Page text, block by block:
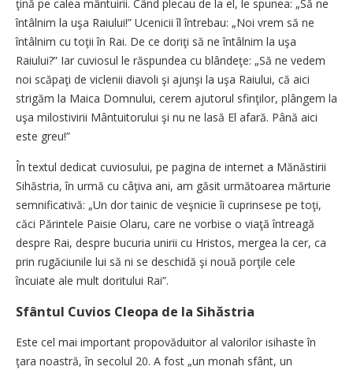
ţină pe calea mântuirii. Când plecau de la el, le spunea: „Să ne
întâlnim la uşa Raiului!” Ucenicii îl întrebau: „Noi vrem să ne
întâlnim cu toţii în Rai. De ce doriţi să ne întâlnim la uşa
Raiului?” Iar cuviosul le răspundea cu blândeţe: „Să ne vedem
noi scăpaţi de viclenii diavoli şi ajunşi la uşa Raiului, că aici
strigăm la Maica Domnului, cerem ajutorul sfinţilor, plângem la
uşa milostivirii Mântuitorului şi nu ne lasă El afară. Până aici
este greu!”
În textul dedicat cuviosului, pe pagina de internet a Mănăstirii
Sihăstria, în urmă cu câţiva ani, am găsit următoarea mărturie
semnificativă: „Un dor tainic de veşnicie îi cuprinsese pe toţi,
căci Părintele Paisie Olaru, care ne vorbise o viaţă întreagă
despre Rai, despre bucuria unirii cu Hristos, mergea la cer, ca
prin rugăciunile lui să ni se deschidă şi nouă porţile cele
încuiate ale mult doritului Rai”.
Sfântul Cuvios Cleopa de la Sihăstria
Este cel mai important propovăduitor al valorilor isihaste în
ţara noastră, în secolul 20. A fost „un monah sfânt, un